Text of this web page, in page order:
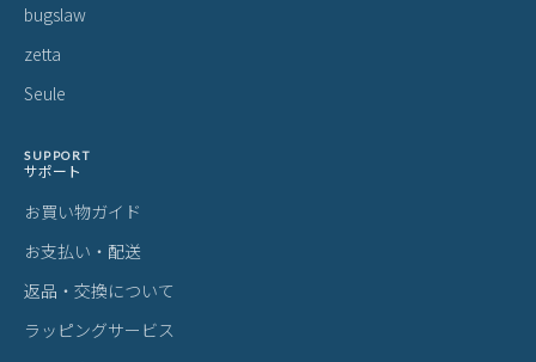
bugslaw
zetta
Seule
SUPPORT
サポート
お買い物ガイド
お支払い・配送
返品・交換について
ラッピングサービス